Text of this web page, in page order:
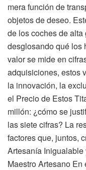
mera función de
objetos de deseo.
de los coches de
desglosando qué los
valor se mide en
adquisiciones, estos
la innovación, la
el Precio de Estos
millón: ¿cómo se
las siete cifras? La
factores que, juntos,
Artesanía
Maestro Artesano